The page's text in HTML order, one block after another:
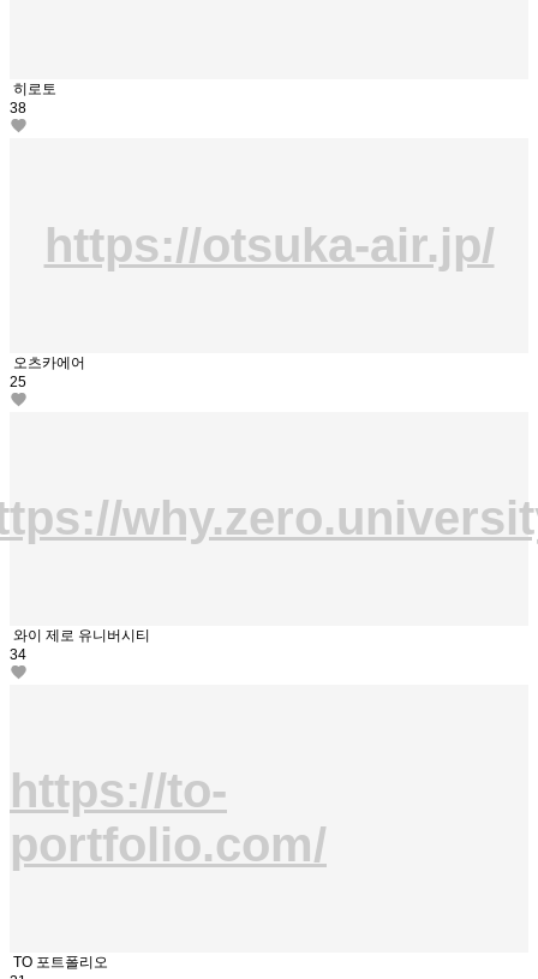
히로토
38
https://otsuka-air.jp/
오츠카에어
25
와이 제로 유니버시티
34
https://to-
portfolio.com/
TO 포트폴리오